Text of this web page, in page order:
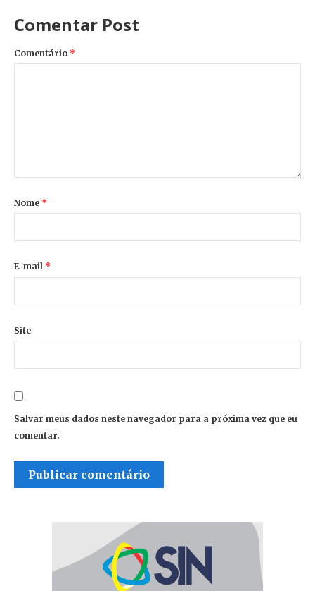
Comentar Post
Comentário *
Nome *
E-mail *
Site
Salvar meus dados neste navegador para a próxima vez que eu
comentar.